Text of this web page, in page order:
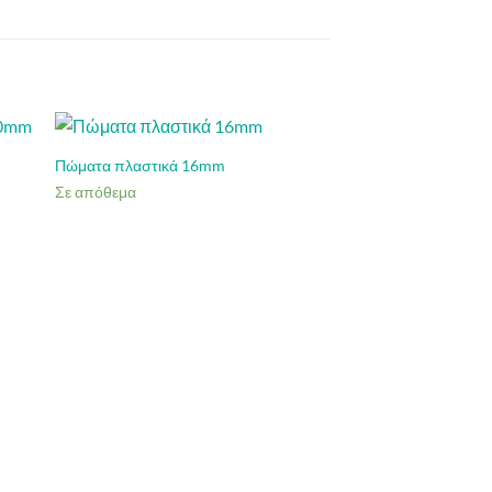
Πώματα πλαστικά 16mm
Σε απόθεμα